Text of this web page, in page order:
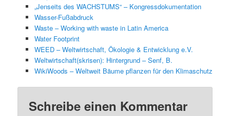
„Jenseits des WACHSTUMS“ – Kongressdokumentation
Wasser-Fußabdruck
Waste – Working with waste in Latin America
Water Footprint
WEED – Weltwirtschaft, Ökologie & Entwicklung e.V.
Weltwirtschaft(skrisen): Hintergrund – Senf, B.
WikiWoods – Weltweit Bäume pflanzen für den Klimaschutz
Schreibe einen Kommentar